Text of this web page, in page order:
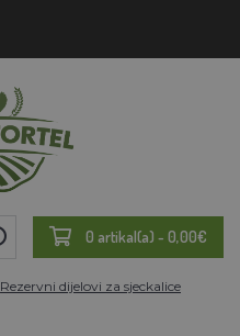
0 artikal(a) - 0,00€
Rezervni dijelovi za sjeckalice